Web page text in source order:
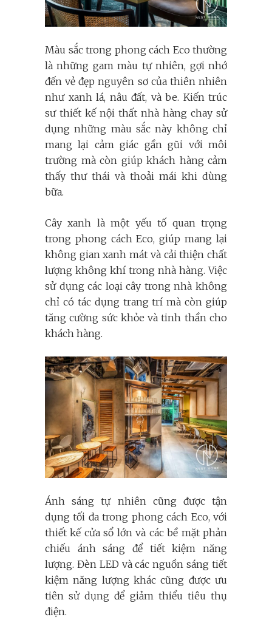
Màu sắc trong phong cách Eco thường
là những gam màu tự nhiên, gợi nhớ
đến vẻ đẹp nguyên sơ của thiên nhiên
như xanh lá, nâu đất, và be. Kiến trúc
sư thiết kế nội thất nhà hàng chay sử
dụng những màu sắc này không chỉ
mang lại cảm giác gần gũi với môi
trường mà còn giúp khách hàng cảm
thấy thư thái và thoải mái khi dùng
bữa.
Cây xanh là một yếu tố quan trọng
trong phong cách Eco, giúp mang lại
không gian xanh mát và cải thiện chất
lượng không khí trong nhà hàng. Việc
sử dụng các loại cây trong nhà không
chỉ có tác dụng trang trí mà còn giúp
tăng cường sức khỏe và tinh thần cho
khách hàng.
Ánh sáng tự nhiên cũng được tận
dụng tối đa trong phong cách Eco, với
thiết kế cửa sổ lớn và các bề mặt phản
chiếu ánh sáng để tiết kiệm năng
lượng. Đèn LED và các nguồn sáng tiết
kiệm năng lượng khác cũng được ưu
tiên sử dụng để giảm thiểu tiêu thụ
điện.